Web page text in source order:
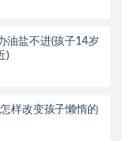
油盐不进(孩子14岁
)
样改变孩子懒惰的